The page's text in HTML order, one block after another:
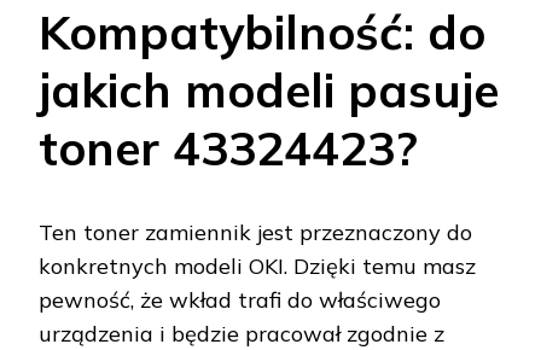
Kompatybilność: do
jakich modeli pasuje
toner 43324423?
Ten toner zamiennik jest przeznaczony do
konkretnych modeli OKI. Dzięki temu masz
pewność, że wkład trafi do właściwego
urządzenia i będzie pracował zgodnie z